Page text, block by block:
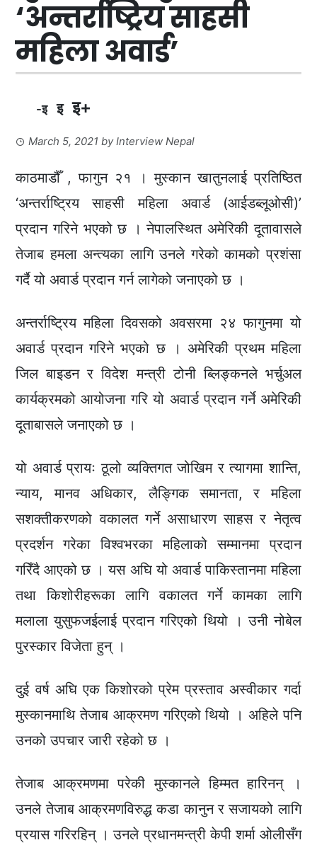
‘अन्तर्राष्ट्रिय साहसी
महिला अवार्ड’
-इ इ इ+
March 5, 2021 byInterview Nepal
काठमाडौँ , फागुन २१ । मुस्कान खातुनलाई प्रतिष्ठित
‘अन्तर्राष्ट्रिय साहसी महिला अवार्ड (आईडब्लूओसी)’
प्रदान गरिने भएको छ । नेपालस्थित अमेरिकी दूतावासले
तेजाब हमला अन्त्यका लागि उनले गरेको कामको प्रशंसा
गर्दै यो अवार्ड प्रदान गर्न लागेको जनाएको छ ।
अन्तर्राष्ट्रिय महिला दिवसको अवसरमा २४ फागुनमा यो
अवार्ड प्रदान गरिने भएको छ । अमेरिकी प्रथम महिला
जिल बाइडन र विदेश मन्त्री टोनी ब्लिङ्कनले भर्चुअल
कार्यक्रमको आयोजना गरि यो अवार्ड प्रदान गर्ने अमेरिकी
दूताबासले जनाएको छ ।
यो अवार्ड प्रायः ठूलो व्यक्तिगत जोखिम र त्यागमा शान्ति,
न्याय, मानव अधिकार, लैङ्गिक समानता, र महिला
सशक्तीकरणको वकालत गर्ने असाधारण साहस र नेतृत्व
प्रदर्शन गरेका विश्वभरका महिलाको सम्मानमा प्रदान
गरिँदै आएको छ । यस अघि यो अवार्ड पाकिस्तानमा महिला
तथा किशोरीहरूका लागि वकालत गर्ने कामका लागि
मलाला युसुफजईलाई प्रदान गरिएको थियो । उनी नोबेल
पुरस्कार विजेता हुन् ।
दुई वर्ष अघि एक किशोरको प्रेम प्रस्ताव अस्वीकार गर्दा
मुस्कानमाथि तेजाब आक्रमण गरिएको थियो । अहिले पनि
उनको उपचार जारी रहेको छ ।
तेजाब आक्रमणमा परेकी मुस्कानले हिम्मत हारिनन् ।
उनले तेजाब आक्रमणविरुद्ध कडा कानुन र सजायको लागि
प्रयास गरिरहिन् । उनले प्रधानमन्त्री केपी शर्मा ओलीसँग